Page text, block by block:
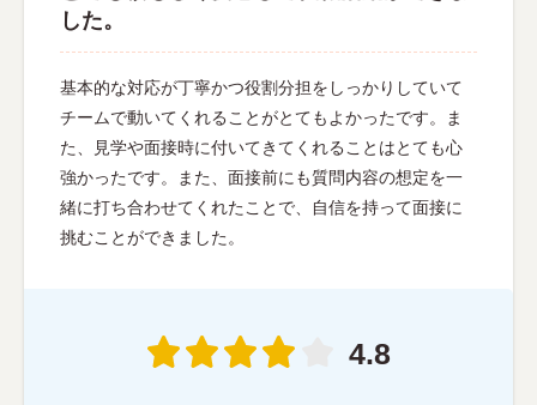
した。
基本的な対応が丁寧かつ役割分担をしっかりしていて
チームで動いてくれることがとてもよかったです。ま
た、見学や面接時に付いてきてくれることはとても心
強かったです。また、面接前にも質問内容の想定を一
緒に打ち合わせてくれたことで、自信を持って面接に
挑むことができました。
4.8